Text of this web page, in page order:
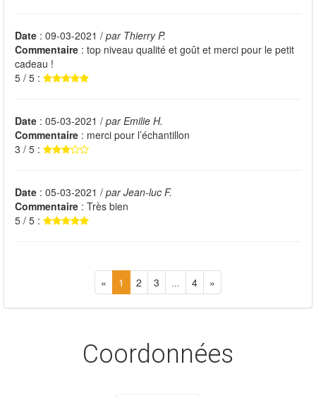
Date : 09-03-2021 / par Thierry P.
Commentaire : top niveau qualité et goût et merci pour le petit
cadeau !
5 / 5 :
Date : 05-03-2021 / par Emilie H.
Commentaire : merci pour l’échantillon
3 / 5 :
Date : 05-03-2021 / par Jean-luc F.
Commentaire : Très bien
5 / 5 :
« 1 2 3 ... 4 »
Coordonnées